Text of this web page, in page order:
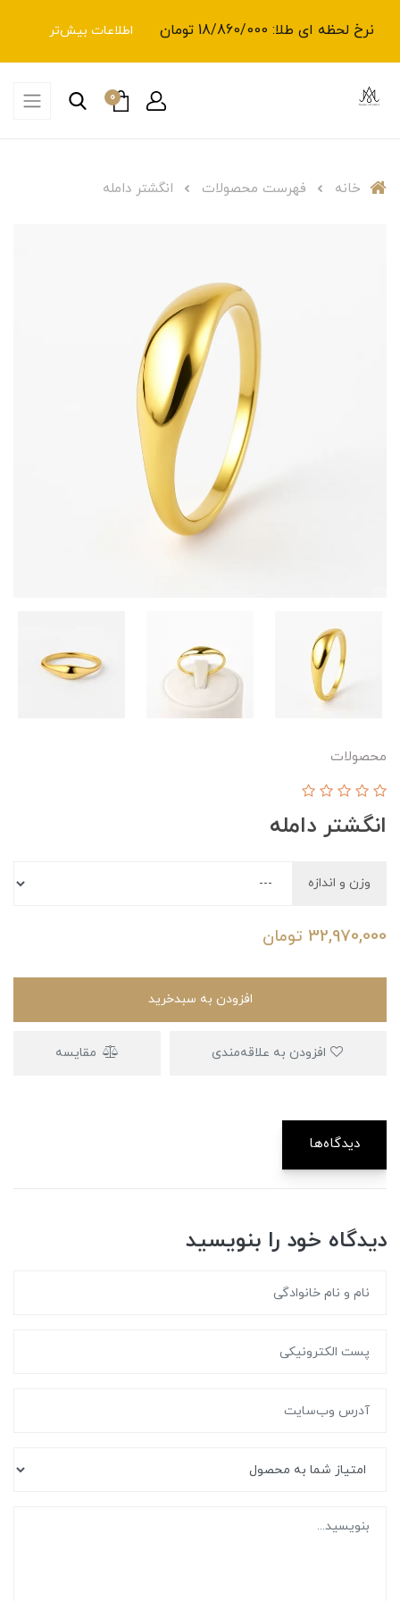
نرخ لحظه ای طلا: 18/860/000 تومان اطلاعات بیش‌تر
0
خانه فهرست محصولات انگشتر دامله
محصولات
انگشتر دامله
وزن و اندازه
32,970,000 تومان
افزودن به سبدخرید
مقایسه
دیدگاه‌ها
دیدگاه خود را بنویسید